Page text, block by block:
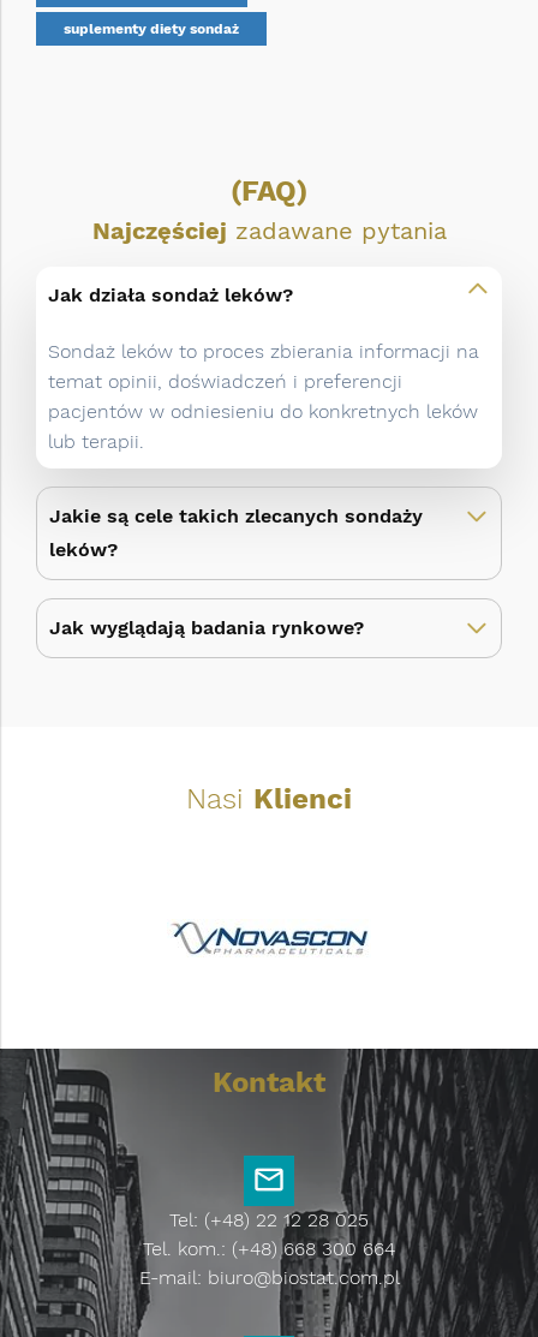
suplementy diety sondaż
(FAQ)
Najczęściej zadawane pytania
Jak działa sondaż leków?
Sondaż leków to proces zbierania informacji na
temat opinii, doświadczeń i preferencji
pacjentów w odniesieniu do konkretnych leków
lub terapii.
Jakie są cele takich zlecanych sondaży
leków?
Jak wyglądają badania rynkowe?
Nasi Klienci
Kontakt
Tel: (+48) 22 12 28 025
Tel. kom.: (+48) 668 300 664
E-mail: biuro@biostat.com.pl